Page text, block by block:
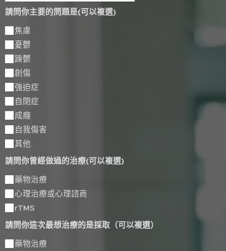
請問你主要的問題是(可以複選)
焦慮
憂鬱
躁鬱
創傷
強迫症
自閉症
成癮
自我傷害
其他
請問你曾經做過的治療(可以複選)
藥物治療
心理治療或心理諮商
rTMS
請問你這次最想治療的是採取（可以複選）
藥物治療